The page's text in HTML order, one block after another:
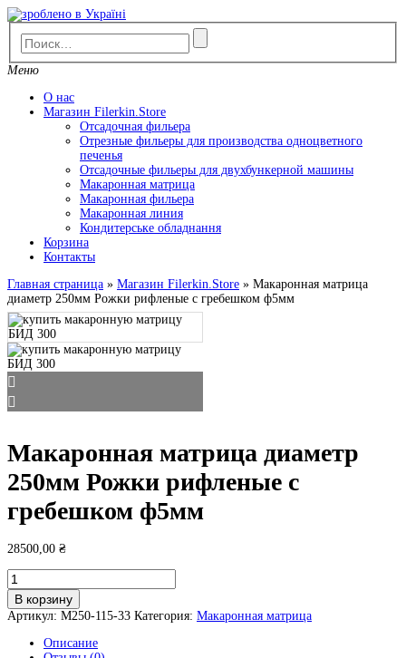
Перейти
к
содержимому
Меню
О нас
Магазин Filerkin.Store
Отсадочная фильера
Отрезные фильеры для производства одноцветного
печенья
Отсадочные фильеры для двухбункерной машины
Макаронная матрица
Макаронная фильера
Макаронная линия
Кондитерське обладнання
Корзина
Контакты
Главная страница » Магазин Filerkin.Store » Макаронная матрица
диаметр 250мм Рожки рифленые с гребешком ф5мм
Макаронная матрица диаметр
250мм Рожки рифленые с
гребешком ф5мм
28500,00 ₴
Количество
товара
Макаронная
матрица
250мм
В корзину
Артикул: М250-115-33 Категория: Макаронная матрица
Описание